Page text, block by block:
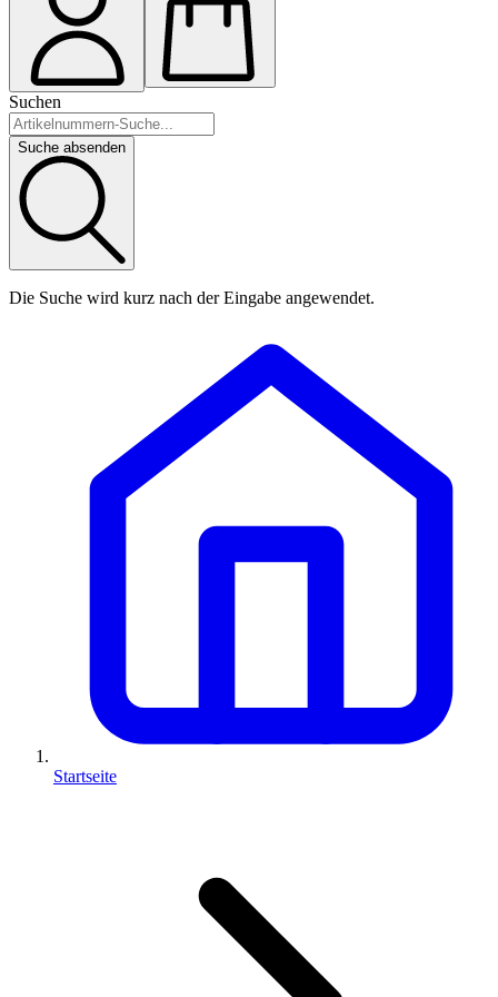
Suchen
Suche absenden
Die Suche wird kurz nach der Eingabe angewendet.
Startseite